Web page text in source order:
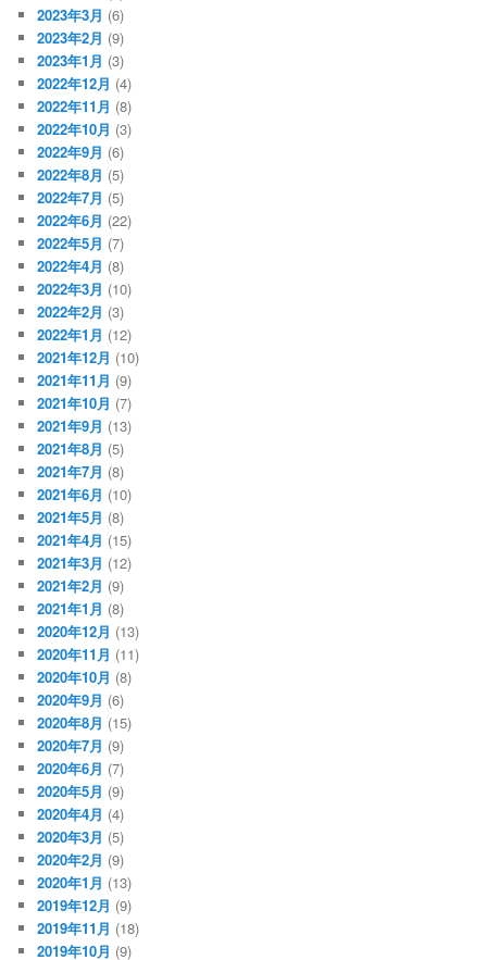
2023年3月 (6)
2023年2月 (9)
2023年1月 (3)
2022年12月 (4)
2022年11月 (8)
2022年10月 (3)
2022年9月 (6)
2022年8月 (5)
2022年7月 (5)
2022年6月 (22)
2022年5月 (7)
2022年4月 (8)
2022年3月 (10)
2022年2月 (3)
2022年1月 (12)
2021年12月 (10)
2021年11月 (9)
2021年10月 (7)
2021年9月 (13)
2021年8月 (5)
2021年7月 (8)
2021年6月 (10)
2021年5月 (8)
2021年4月 (15)
2021年3月 (12)
2021年2月 (9)
2021年1月 (8)
2020年12月 (13)
2020年11月 (11)
2020年10月 (8)
2020年9月 (6)
2020年8月 (15)
2020年7月 (9)
2020年6月 (7)
2020年5月 (9)
2020年4月 (4)
2020年3月 (5)
2020年2月 (9)
2020年1月 (13)
2019年12月 (9)
2019年11月 (18)
2019年10月 (9)